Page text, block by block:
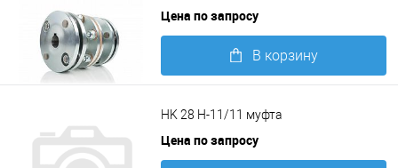
Цена по запросу
В корзину
HK 28 H-11/11 муфта
Цена по запросу